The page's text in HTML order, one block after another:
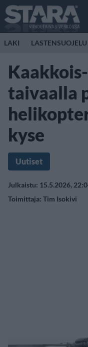
LAKI LASTENSUOJELU
taivaalla
kyse
Uutiset
Julkaistu: 15.5.2026,
Toimittaja: Tim Isokivi